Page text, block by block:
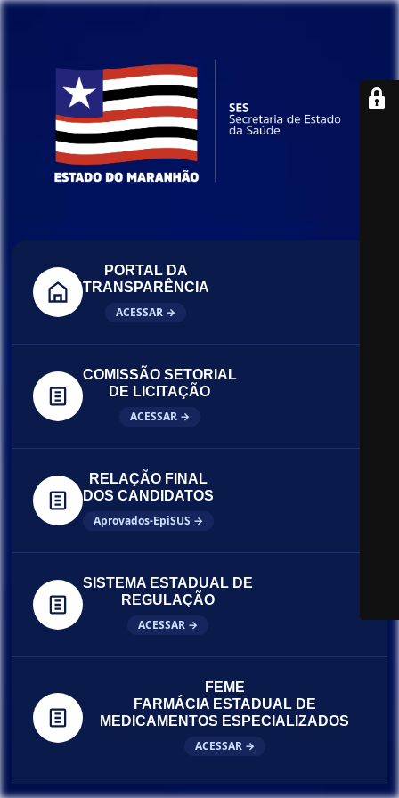
PORTAL DA
TRANSPARÊNCIA
ACESSAR →
COMISSÃO SETORIAL
DE LICITAÇÃO
ACESSAR →
RELAÇÃO FINAL
DOS CANDIDATOS
Aprovados-EpiSUS →
SISTEMA ESTADUAL DE
REGULAÇÃO
ACESSAR →
FEME
FARMÁCIA ESTADUAL DE
MEDICAMENTOS ESPECIALIZADOS
ACESSAR →